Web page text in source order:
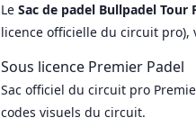
Le Sac de padel Bullpadel Tour
licence officielle du circuit pro),
Sous licence Premier Padel
Sac officiel du circuit pro
codes visuels du circuit.